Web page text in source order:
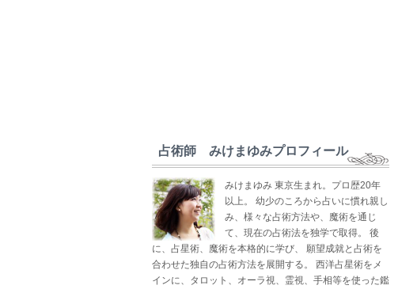
占術師 みけまゆみプロフィール
みけまゆみ 東京生まれ。プロ歴20年
以上。 幼少のころから占いに慣れ親し
み、様々な占術方法や、魔術を通じ
て、現在の占術法を独学で取得。 後
に、占星術、魔術を本格的に学び、 願望成就と占術を
合わせた独自の占術方法を展開する。 西洋占星術をメ
インに、タロット、オーラ視、霊視、手相等を使った鑑